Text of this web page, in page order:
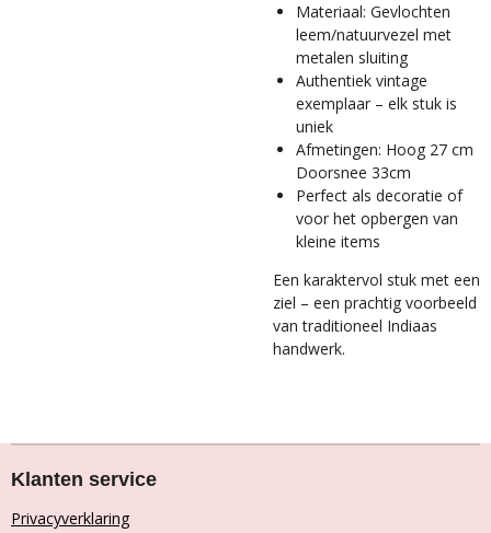
Materiaal: Gevlochten
leem/natuurvezel met
metalen sluiting
Authentiek vintage
exemplaar – elk stuk is
uniek
Afmetingen: Hoog 27 cm
Doorsnee 33cm
Perfect als decoratie of
voor het opbergen van
kleine items
Een karaktervol stuk met een
ziel – een prachtig voorbeeld
van traditioneel Indiaas
handwerk.
Klanten service
Privacyverklaring